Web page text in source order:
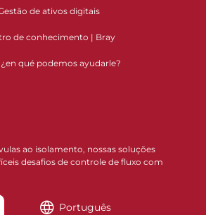
de ativos digitais
de conhecimento | Bray
qué podemos ayudarle?
ao isolamento, nossas soluções
desafios de controle de fluxo com
Português